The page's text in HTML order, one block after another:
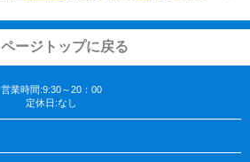
ページトップに戻る
営業時間:9:30～20：00
定休日:なし